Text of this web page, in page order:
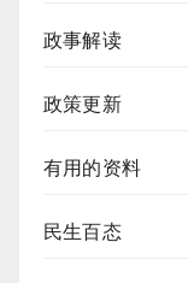
政事解读
政策更新
有用的资料
民生百态